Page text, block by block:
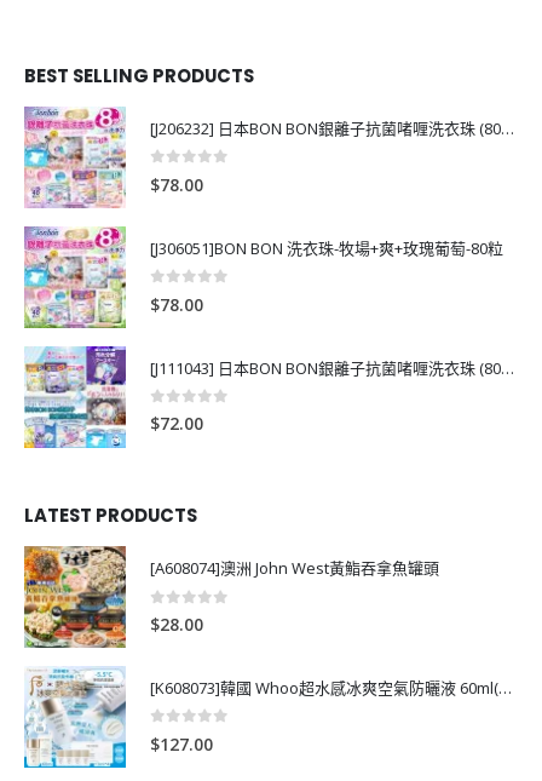
BEST SELLING PRODUCTS
[J206232] 日本BON BON銀離子抗菌啫喱洗衣珠 (80粒)
0
$78.00
[J306051]BON BON 洗衣珠-牧場+爽+玫瑰葡萄-80粒
0
$78.00
[J111043] 日本BON BON銀離子抗菌啫喱洗衣珠 (80粒)
0out of 5
$72.00
LATEST PRODUCTS
[A608074]澳洲 John West黃鮨吞拿魚罐頭
0
$28.00
[K608073]韓國 Whoo超水感冰爽空氣防曬液 60ml(送13ml*4支)
0
$127.00